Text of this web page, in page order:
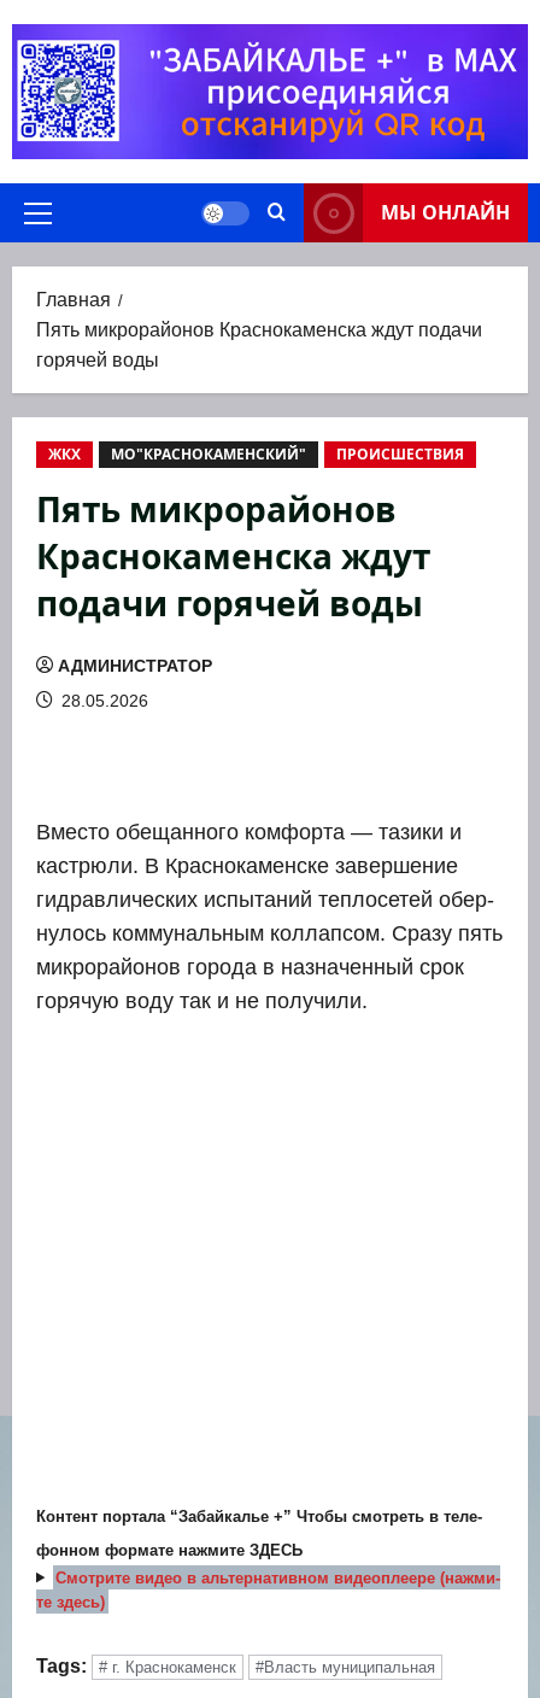
содержимому
Основное
МЫ ОНЛАЙН
Главная
Пять микрорайонов Краснокаменска ждут подачи
горячей воды
ЖКХ МО"КРАСНОКАМЕНСКИЙ" ПРОИСШЕСТВИЯ
Пять микрорайонов
Краснокаменска ждут
подачи горячей воды
АДМИНИСТРАТОР
28.05.2026
Вме­сто обе­щан­но­го ком­фор­та — тази­ки и
кастрюли. В Крас­но­ка­мен­ске завер­ше­ние
гид­рав­ли­че­ских испы­та­ний теп­ло­се­тей обер­
ну­лось ком­му­наль­ным кол­лап­сом. Сра­зу пять
мик­ро­рай­о­нов горо­да в назна­чен­ный срок
горя­чую воду так и не полу­чи­ли.
Кон­тент пор­та­ла “Забай­ка­лье +” Что­бы смот­реть в теле­
фон­ном фор­ма­те нажми­те ЗДЕСЬ
Смот­ри­те видео в аль­тер­на­тив­ном видео­пле­е­ре (нажми­
те здесь)
Tags: # г. Краснокаменск #Власть муниципальная